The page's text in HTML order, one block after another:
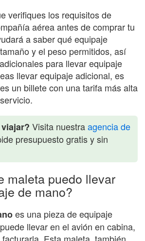
verifiques los requisitos de
aérea antes de comprar tu
a saber qué equipaje
y el peso permitidos, así
para llevar equipaje
llevar equipaje adicional, es
un billete con una tarifa más alta
Visita nuestraagencia de
presupuesto gratis y sin
maleta puedo llevar
de mano?
es una pieza de equipaje
llevar en el avión en cabina,